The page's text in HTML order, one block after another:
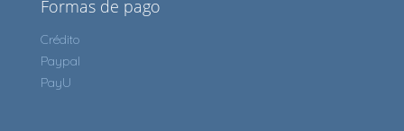
Formas de pago
Crédito
Paypal
PayU